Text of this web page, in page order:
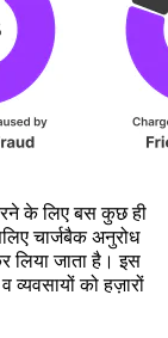
के लिए बस कुछ ही
चार्जबैक अनुरोध
लिया जाता है। इस
को हज़ारों